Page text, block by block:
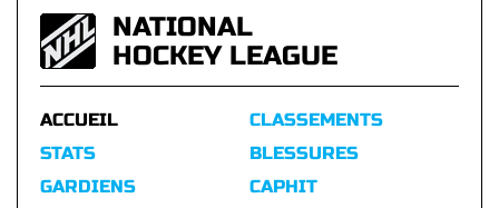
NATIONAL
HOCKEY LEAGUE
ACCUEIL
STATS
GARDIENS
CLASSEMENTS
BLESSURES
CAPHIT